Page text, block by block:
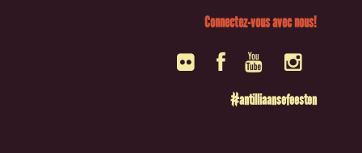
Connectez-vous avec nous!
#antilliaansefeesten